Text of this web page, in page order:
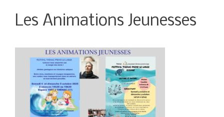
Les Animations Jeunesses